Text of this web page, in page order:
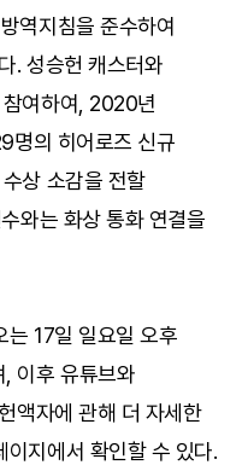
역지침을 준수하여
. 성승헌 캐스터와
여하여, 2020년
명의 히어로즈 신규
상 소감을 전할
와는 화상 통화 연결을
는 17일 일요일 오후
이후 유튜브와
액자에 관해 더 자세한
지에서 확인할 수 있다.